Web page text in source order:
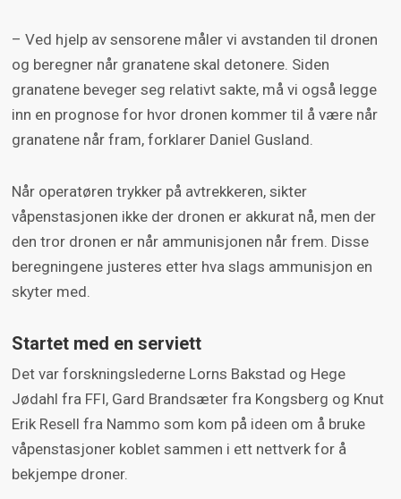
– Ved hjelp av sensorene måler vi avstanden til dronen
og beregner når granatene skal detonere. Siden
granatene beveger seg relativt sakte, må vi også legge
inn en prognose for hvor dronen kommer til å være når
granatene når fram, forklarer Daniel Gusland.
Når operatøren trykker på avtrekkeren, sikter
våpenstasjonen ikke der dronen er akkurat nå, men der
den tror dronen er når ammunisjonen når frem. Disse
beregningene justeres etter hva slags ammunisjon en
skyter med.
Startet med en serviett
Det var forskningslederne Lorns Bakstad og Hege
Jødahl fra FFI, Gard Brandsæter fra Kongsberg og Knut
Erik Resell fra Nammo som kom på ideen om å bruke
våpenstasjoner koblet sammen i ett nettverk for å
bekjempe droner.